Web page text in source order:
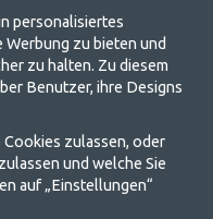
Geschäft für
Leben
oder eine Möglichkeit, die
Egal, zu
Sie alles, was Sie an
dass Camping für alle
personalisiertes
zu bieten und
zu halten. Zu diesem
Benutzer, ihre Designs
Cookies zulassen, oder
und welche Sie
auf „Einstellungen“